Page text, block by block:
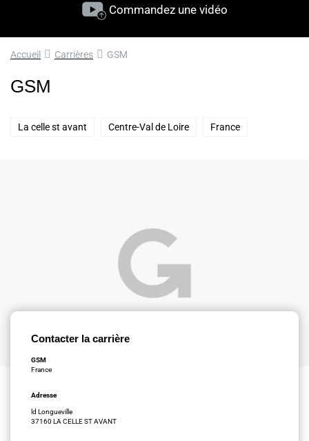
Commandez une vidéo
Accueil Carrières GSM
GSM
La celle st avant Centre-Val de Loire France
Contacter la carrière
GSM
France
Adresse
ld Longueville
37160 LA CELLE ST AVANT